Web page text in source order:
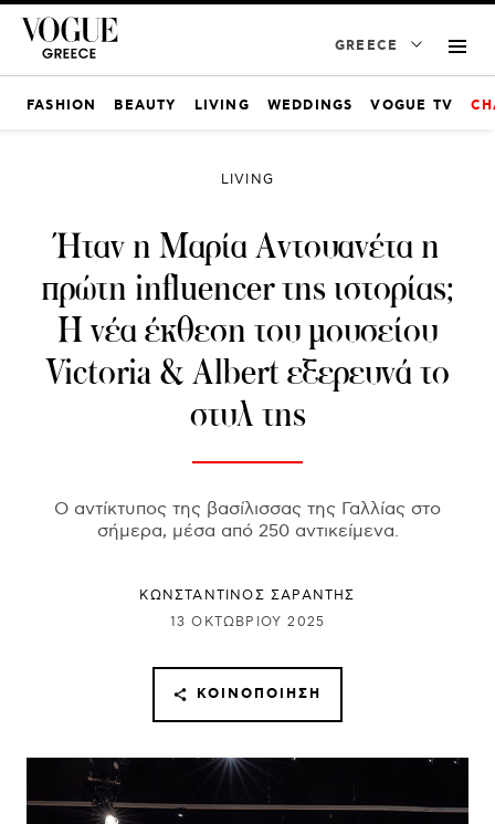
GREECE
FASHION BEAUTY LIVING WEDDINGS VOGUE TV
LIVING
Ήταν η Μαρία Αντουανέτα η
πρώτη influencer της ιστορίας;
Η νέα έκθεση του μουσείου
Victoria & Albert εξερευνά το
στυλ της
Ο αντίκτυπος της βασίλισσας της Γαλλίας στο
σήμερα, μέσα από 250 αντικείμενα.
ΚΩΝΣΤΑΝΤΙΝΟΣ ΣΑΡΑΝΤΗΣ
13 ΟΚΤΩΒΡΊΟΥ 2025
ΚΟΙΝΟΠΟΊΗΣΗ